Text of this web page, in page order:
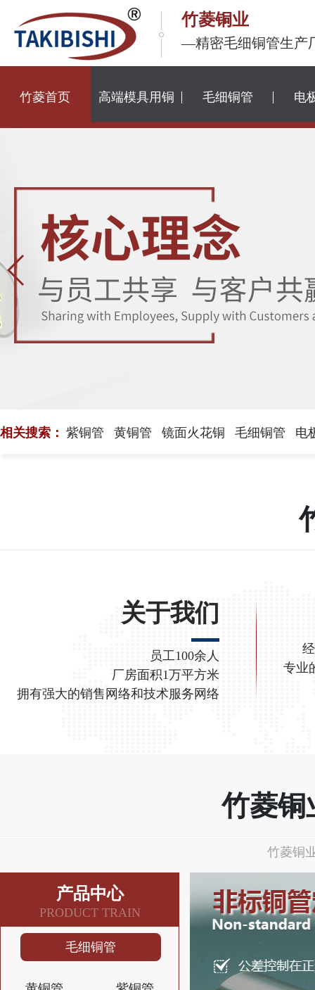
竹菱铜业
—精密毛细铜管生产
竹菱首页 高端模具用铜 毛细铜管 电
相关搜索： 紫铜管 黄铜管 镜面火花铜 毛细铜管 电
关于我们
员工100余人
厂房面积1万平方米
拥有强大的销售网络和技术服务网络
专业
竹菱铜
竹菱铜
产品中心
PRODUCT TRAIN
毛细铜管